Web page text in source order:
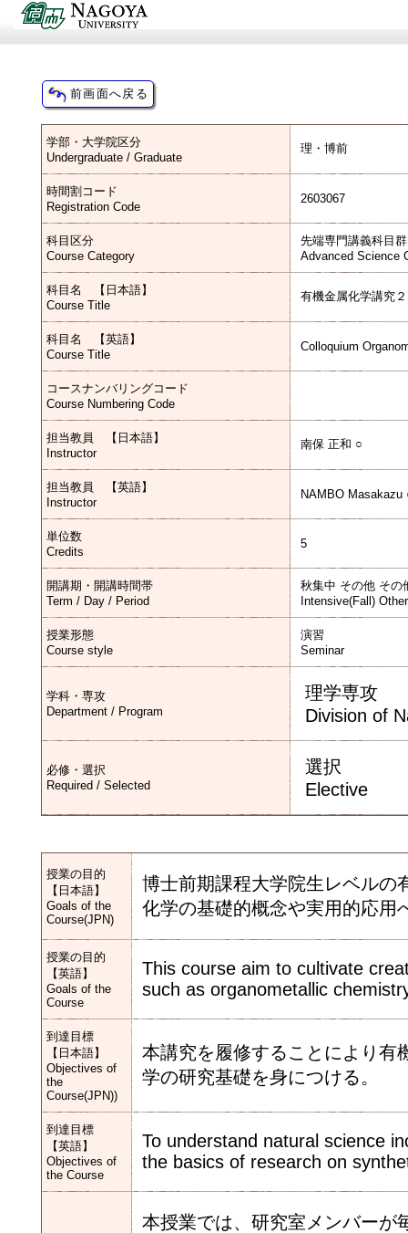
学部・大学院区分
Undergraduate / Graduate
理・博前
時間割コード
Registration Code
2603067
科目区分
Course Category
先端専門講義科目
Advanced Science
科目名 【日本語】
Course Title
有機金属化学講究２
科目名 【英語】
Course Title
Colloquium
コースナンバリングコード
Course Numbering Code
担当教員 【日本語】
Instructor
南保 正和 ○
担当教員 【英語】
Instructor
NAMBO Masakazu
単位数
Credits
5
開講期・開講時間帯
Term / Day / Period
秋集中 その他 その
Intensive(Fall)
授業形態
Course style
演習
Seminar
学科・専攻
Department / Program
理学専攻
Division of
必修・選択
Required / Selected
選択
Elective
授業の目的
【日本語】
Goals of the
Course(JPN)
博士前期課程大学院生レベルの
化学の基礎的概念や実用的応用
授業の目的
【英語】
Goals of the
Course
This course aim to cultivate
such as organometallic
到達目標
【日本語】
Objectives of
the
Course(JPN))
本講究を履修することにより有
学の研究基礎を身につける。
到達目標
【英語】
Objectives of
the Course
To understand natural science
the basics of research on
本授業では、研究室メンバーが